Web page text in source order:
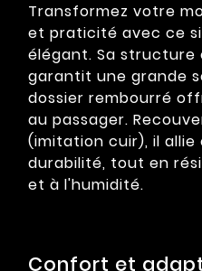
Transformez votre
et praticité avec ce
élégant. Sa structure
garantit une grande
dossier rembourré
au passager.
(imitation cuir), il
durabilité, tout en
et à l'humidité.
Confort et